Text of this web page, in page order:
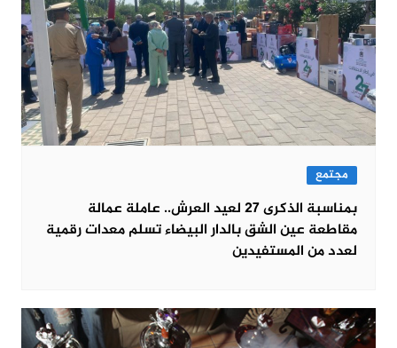
مجتمع
بمناسبة الذكرى 27 لعيد العرش.. عاملة عمالة
مقاطعة عين الشق بالدار البيضاء تسلم معدات رقمية
لعدد من المستفيدين